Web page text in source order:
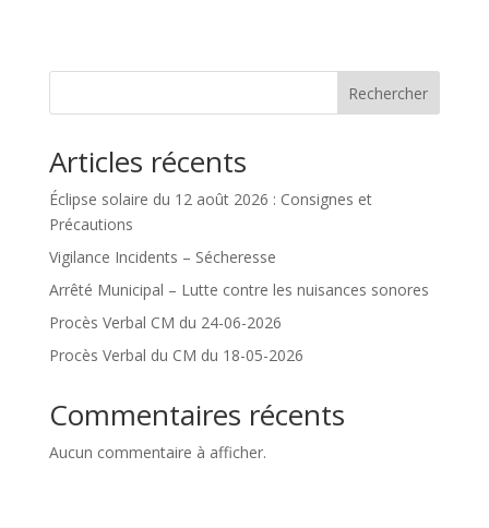
Rechercher
Articles récents
Éclipse solaire du 12 août 2026 : Consignes et
Précautions
Vigilance Incidents – Sécheresse
Arrêté Municipal – Lutte contre les nuisances sonores
Procès Verbal CM du 24-06-2026
Procès Verbal du CM du 18-05-2026
Commentaires récents
Aucun commentaire à afficher.